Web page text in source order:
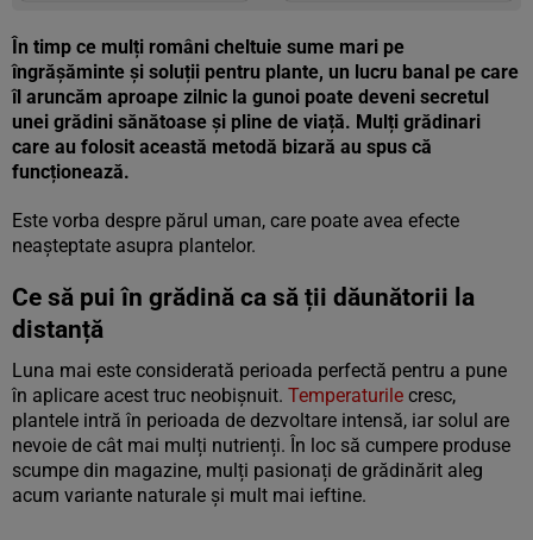
În timp ce mulți români cheltuie sume mari pe
îngrășăminte și soluții pentru plante, un lucru banal pe care
îl aruncăm aproape zilnic la gunoi poate deveni secretul
unei grădini sănătoase și pline de viață. Mulți grădinari
care au folosit această metodă bizară au spus că
funcționează.
Este vorba despre părul uman, care poate avea efecte
neașteptate asupra plantelor.
Ce să pui în grădină ca să ții dăunătorii la
distanță
Luna mai este considerată perioada perfectă pentru a pune
în aplicare acest truc neobișnuit. Temperaturile cresc,
plantele intră în perioada de dezvoltare intensă, iar solul are
nevoie de cât mai mulți nutrienți. În loc să cumpere produse
scumpe din magazine, mulți pasionați de grădinărit aleg
acum variante naturale și mult mai ieftine.